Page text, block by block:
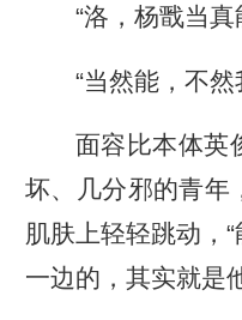
“洛，杨戬当
“当然能，不
面容比本体英
坏、几分邪的青年
肌肤上轻轻跳动，
一边的，其实就是